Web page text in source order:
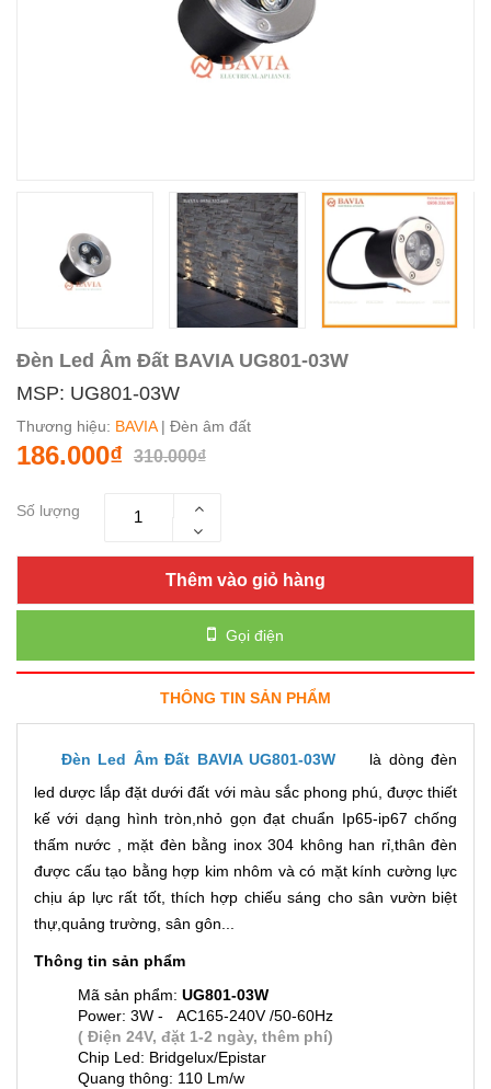
Đèn Led Âm Đất BAVIA UG801-03W
MSP: UG801-03W
Thương hiệu: BAVIA| Đèn âm đất
186.000₫ 310.000₫
Số lượng
Thêm vào giỏ hàng
Gọi điện
THÔNG TIN SẢN PHẨM
Đèn Led Âm Đất BAVIA UG801-03W
là dòng đèn
led dược lắp đặt dưới đất với màu sắc phong phú, được thiết
kế với dạng hình tròn,nhỏ gọn đạt chuẩn Ip65-ip67 chống
thấm nước , mặt đèn bằng inox 304 không han rỉ,thân đèn
được cấu tạo bằng hợp kim nhôm và có mặt kính cường lực
chịu áp lực rất tốt, thích hợp chiếu sáng cho sân vườn biệt
thự,quảng trường, sân gôn...
Thông tin sản phẩm
Mã sản phẩm: UG801-03W
Power: 3W -
AC165-240V /50-60Hz
( Điện 24V, đặt 1-2 ngày, thêm phí)
Chip Led: Bridgelux/Epistar
Quang thông: 110 Lm/w